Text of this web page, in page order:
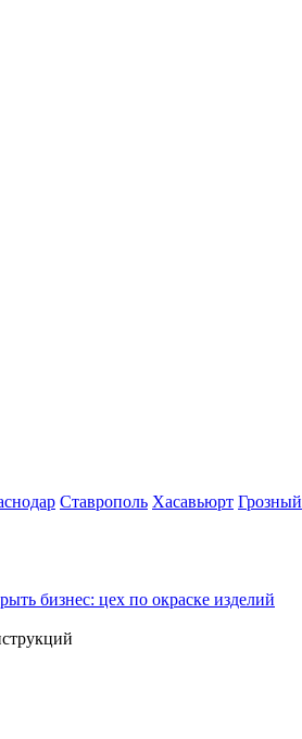
Ставрополь Хасавьюрт Грозный
бизнес: цех по окраске изделий